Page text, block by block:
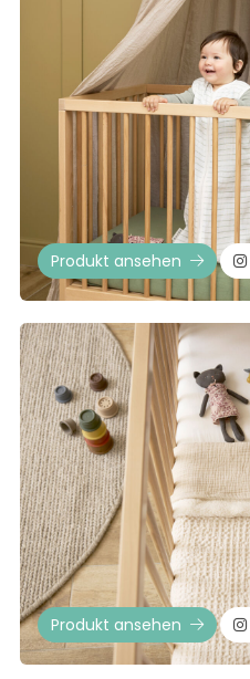
Produkt ansehen
Produkt ansehen